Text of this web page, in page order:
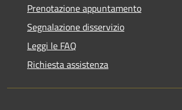
Prenotazione appuntamento
Segnalazione disservizio
Leggi le FAQ
Richiesta assistenza